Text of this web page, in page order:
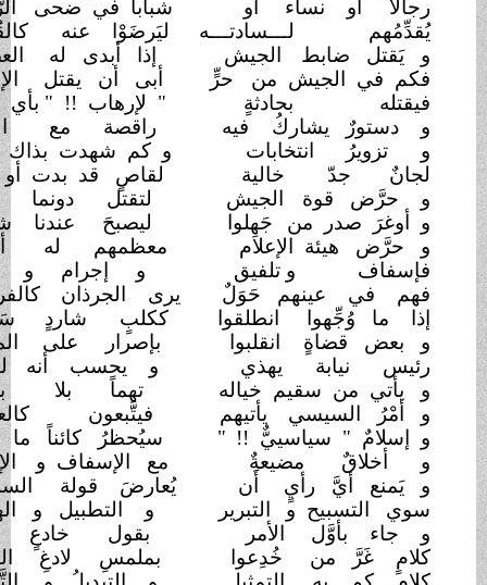
رجالا أو نساءأو
يُقدِّمُهم
لـــسادتـــه
و يَقتل ضابط الجيش
فكم في الجيش من حرٍّ
فيقتله
بحادثةٍ
و دستورٌ يشاركُ فيه
و تزويرُ انتخابات
لجانٌ جدّخالية
و حرَّض قوةالجيش
و أوغرَ صدر من
جَهِلوا
و حرَّض هيئة الإعلام
فإسفاف
و تلفيق
فهم في عينهم حَوَلٌ
إذا ما وُجِّهوا انطلقوا
و بعض قضاةٍ انقلبوا
رئيس نيابة يهذي
و يأتي من سقيم خياله
و أمْرُ السيسييأتيهم
و إسلامٌ " سياسييٌّ !!"
و أخلاقٌمضيعةٌ
و يَمنع أيَّ رأيٍ أَن
سوي التسبيح والتبرير
و جاء بأوَّلالأمر
كلامٍ غَرَّ من
خُدِعوا
شبابا في ضحى الرّيعان
ليَرضَوْا عنه كالقُربان
إذا أبدى له
العصيان
أبى أن يقتل الإخوان
" لإرهاب !! " بأي مكان
راقصة مع الفنان
و كم شهدت بذاك لجان
لقاصٍ قد بدت أو
دان
لتقتل دونماتبيان
ليصبحَ عندنا شعبان
معظمهم له
أعوان
و إجرام و
بهتان
يرى الجرذانكالفرسان
ككلبٍ شاردٍ سَعْران
بإصرار علىالميزان
و يحسب أنه
لقمان
تهماً بلا
برهان
فيتَّبعون
كالعميان
سيُحظرُ كائناً ما
كان
مع الإسفاف و الإمعان
يُعارضَ قولة السلطان
و التطبيل و الهذيان
بقول خادعٍفتان
بملمسِ لادغِالثعبان